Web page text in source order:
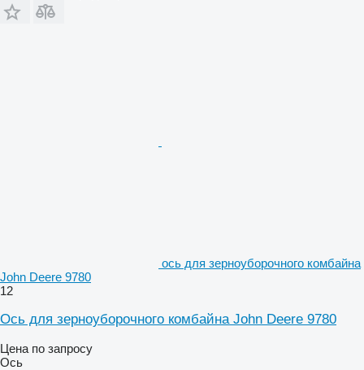
ось для зерноуборочного комбайна
John Deere 9780
12
Ось для зерноуборочного комбайна John Deere 9780
Цена по запросу
Ось